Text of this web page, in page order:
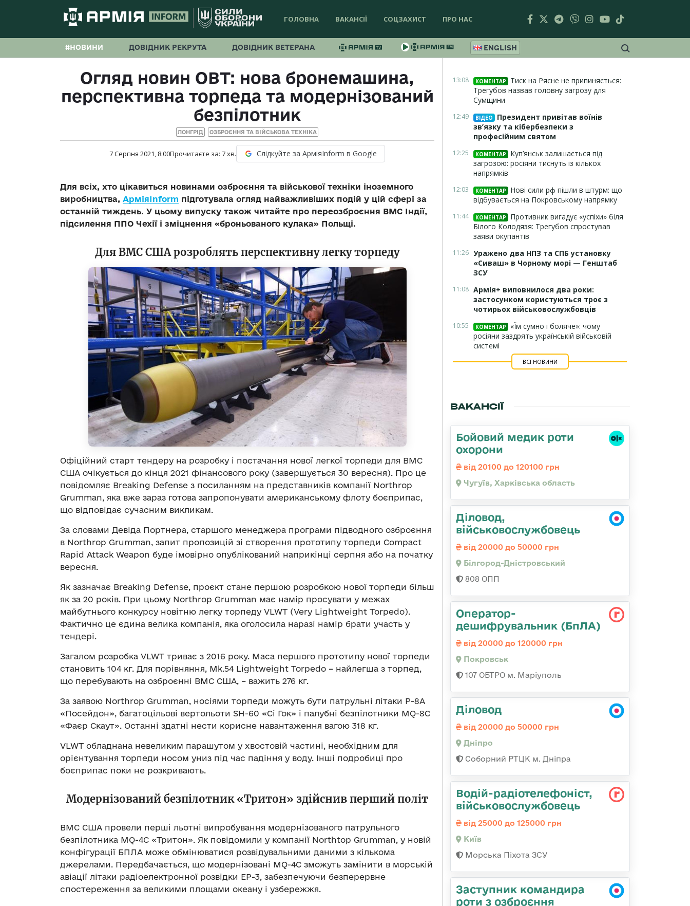
ГОЛОВНА ВАКАНСІЇ СОЦЗАХИСТ ПРО НАС
#НОВИНИ ДОВІДНИК РЕКРУТА ДОВІДНИК ВЕТЕРАНА ENGLISH
Огляд новин ОВТ: нова бронемашина,
перспективна торпеда та модернізований
безпілотник
ЛОНГРІД ОЗБРОЄННЯ ТА ВІЙСЬКОВА ТЕХНІКА
7 Серпня 2021, 8:00Прочитаєте за: 7хв. Слідкуйте за АрміяInform в Google
Для всіх, хто цікавиться новинами озброєння та військової техніки іноземного
виробництва, АрміяInform підготувала огляд найважливіших подій у цій сфері за
останній тиждень. У цьому випуску також читайте про переозброєння ВМС Індії,
підсилення ППО Чехії і зміцнення «броньованого кулака» Польщі.
Для ВМС США розроблять перспективну легку торпеду
Офіційний старт тендеру на розробку і постачання нової легкої торпеди для ВМС
США очікується до кінця 2021 фінансового року (завершується 30 вересня). Про це
повідомляє Breaking Defense з посиланням на представників компанії Northrop
Grumman, яка вже зараз готова запропонувати американському флоту боєприпас,
що відповідає сучасним викликам.
За словами Девіда Портнера, старшого менеджера програми підводного озброєння
в Northrop Grumman, запит пропозицій зі створення прототипу торпеди Compact
Rapid Attack Weapon буде імовірно опублікований наприкінці серпня або на початку
вересня.
Як зазначає Breaking Defense, проєкт стане першою розробкою нової торпеди більш
як за 20 років. При цьому Northrop Grumman має намір просувати у межах
майбутнього конкурсу новітню легку торпеду VLWT (Very Lightweight Torpedo).
Фактично це єдина велика компанія, яка оголосила наразі намір брати участь у
тендері.
Загалом розробка VLWT триває з 2016 року. Маса першого прототипу нової торпеди
становить 104 кг. Для порівняння, Mk.54 Lightweight Torpedo – найлегша з торпед,
що перебувають на озброєнні ВМС США, – важить 276 кг.
За заявою Northrop Grumman, носіями торпеди можуть бути патрульні літаки P-8A
«Посейдон», багатоцільові вертольоти SH-60 «Сі Гок» і палубні безпілотники MQ-8C
«Фаєр Скаут». Останні здатні нести корисне навантаження вагою 318 кг.
VLWT обладнана невеликим парашутом у хвостовій частині, необхідним для
орієнтування торпеди носом униз під час падіння у воду. Інші подробиці про
боєприпас поки не розкривають.
Модернізований безпілотник «Тритон» здійснив перший політ
ВМС США провели перші льотні випробування модернізованого патрульного
безпілотника MQ-4C «Тритон». Як повідомили у компанії Northtop Grumman, у новій
конфігурації БПЛА може обмінюватися розвідувальними даними з кількома
джерелами. Передбачається, що модернізовані MQ-4C зможуть замінити в морській
авіації літаки радіоелектронної розвідки EP-3, забезпечуючи безперервне
спостереження за великими площами океану і узбережжя.
13:08 КОМЕНТАР
Тиск на Рясне не припиняється:
Трегубов назвав головну загрозу для
Сумщини
12:49 ВІДЕО
Президент привітав воїнів
зв’язку та кібербезпеки з
професійним святом
12:25 КОМЕНТАР
Куп’янськ залишається під
загрозою: росіяни тиснуть із кількох
напрямків
12:03 КОМЕНТАР
Нові сили рф пішли в штурм: що
відбувається на Покровському напрямку
11:44 КОМЕНТАР
Противник вигадує «успіхи» біля
Білого Колодязя: Трегубов спростував
заяви окупантів
11:26 Уражено два НПЗ та СПБ установку
«Сиваш» в Чорному морі — Генштаб
ЗСУ
11:08 Армія+ виповнилося два роки:
застосунком користуються троє з
чотирьох військовослужбовців
10:55 КОМЕНТАР
«Їм сумно і боляче»: чому
росіяни заздрять українській військовій
системі
ВСІ НОВИНИ
ВАКАНСІЇ
Бойовий медик роти
охорони
від 20100 до 120100 грн
Чугуїв, Харківська область
Діловод,
військовослужбовець
від 20000 до 50000 грн
Білгород-Дністровський
808 ОПП
Оператор-
дешифрувальник (БпЛА)
від 20000 до 120000 грн
Покровськ
107 ОБТРО м. Маріуполь
Діловод
від 20000 до 50000 грн
Дніпро
Соборний РТЦК м. Дніпра
Водій-радіотелефоніст,
військовослужбовець
від 25000 до 125000 грн
Київ
Морська Піхота ЗСУ
Заступник командира
роти з озброєння